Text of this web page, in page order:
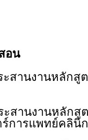
อน
ะสานงานหลัก
ะสานงานหลัก
การแพทย์คลินิ